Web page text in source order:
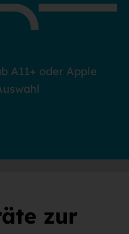
A11+ oder Apple
zur